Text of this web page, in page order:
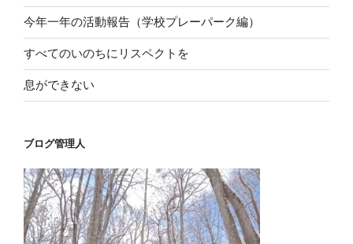
今年一年の活動報告（学校プレーパーク編）
すべてのいのちにリスペクトを
息ができない
ブログ管理人